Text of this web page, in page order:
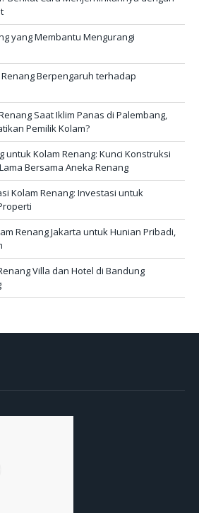
yang Membantu Mengurangi
Berpengaruh terhadap
Saat Iklim Panas di Palembang,
Pemilik Kolam?
untuk Kolam Renang: Kunci Konstruksi
Bersama Aneka Renang
Kolam Renang: Investasi untuk
Renang Jakarta untuk Hunian Pribadi,
Villa dan Hotel di Bandung